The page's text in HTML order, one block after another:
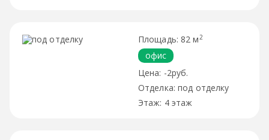
82 м 2
офис
-2руб.
под отделку
4 этаж